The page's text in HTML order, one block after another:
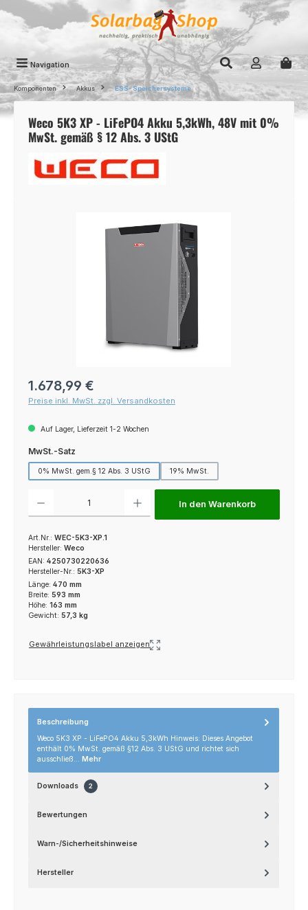
Zum Hauptinhalt springen
Navigation
Komponenten Akkus ESS- Speichersysteme
Weco 5K3 XP - LiFePO4 Akku 5,3kWh, 48V mit 0%
MwSt. gemäß § 12 Abs. 3 UStG
Regulärer Preis:
1.678,99 €
Preise inkl. MwSt. zzgl. Versandkosten
Auf Lager, Lieferzeit 1-2 Wochen
MwSt.-Satz
0% MwSt. gem.§ 12 Abs. 3 UStG 19% MwSt.
In den Warenkorb
Art.Nr.: WEC-5K3-XP.1
Hersteller: Weco
EAN: 4250730220636
Hersteller-Nr.: 5K3-XP
Länge: 470 mm
Breite: 593 mm
Höhe: 163 mm
Gewicht: 57,3 kg
Gewährleistungslabel anzeigen
Beschreibung
Weco 5K3 XP - LiFePO4 Akku 5,3kWh Hinweis: Dieses Angebot
enthält 0% MwSt. gemäß §12 Abs. 3 UStG und richtet sich
ausschließ… Mehr
Downloads 2
Bewertungen
Warn-/Sicherheitshinweise
Hersteller